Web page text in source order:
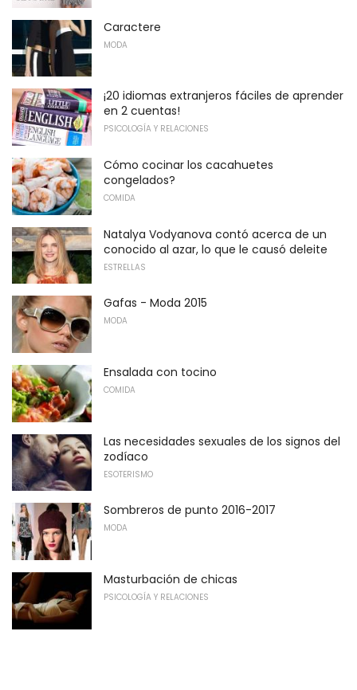
Caractere
MODA
¡20 idiomas extranjeros fáciles de aprender
en 2 cuentas!
PSICOLOGÍA Y RELACIONES
Cómo cocinar los cacahuetes
congelados?
COMIDA
Natalya Vodyanova contó acerca de un
conocido al azar, lo que le causó deleite
ESTRELLAS
Gafas - Moda 2015
MODA
Ensalada con tocino
COMIDA
Las necesidades sexuales de los signos del
zodíaco
ESOTERISMO
Sombreros de punto 2016-2017
MODA
Masturbación de chicas
PSICOLOGÍA Y RELACIONES